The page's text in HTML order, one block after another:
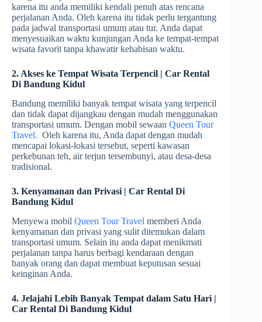
karena itu anda memiliki kendali penuh atas rencana
perjalanan Anda. Oleh karena itu tidak perlu tergantung
pada jadwal transportasi umum atau tur. Anda dapat
menyesuaikan waktu kunjungan Anda ke tempat-tempat
wisata favorit tanpa khawatir kehabisan waktu.
2. Akses ke Tempat Wisata Terpencil | Car Rental
Di Bandung Kidul
Bandung memiliki banyak tempat wisata yang terpencil
dan tidak dapat dijangkau dengan mudah menggunakan
transportasi umum. Dengan mobil sewaan Queen Tour
Travel. Oleh karena itu, Anda dapat dengan mudah
mencapai lokasi-lokasi tersebut, seperti kawasan
perkebunan teh, air terjun tersembunyi, atau desa-desa
tradisional.
3. Kenyamanan dan Privasi | Car Rental Di
Bandung Kidul
Menyewa mobil Queen Tour Travel memberi Anda
kenyamanan dan privasi yang sulit ditemukan dalam
transportasi umum. Selain itu anda dapat menikmati
perjalanan tanpa harus berbagi kendaraan dengan
banyak orang dan dapat membuat keputusan sesuai
keinginan Anda.
4. Jelajahi Lebih Banyak Tempat dalam Satu Hari |
Car Rental Di Bandung Kidul